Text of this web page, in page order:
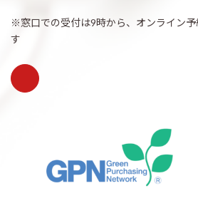
※窓口での受付は9時から、オンライン
す